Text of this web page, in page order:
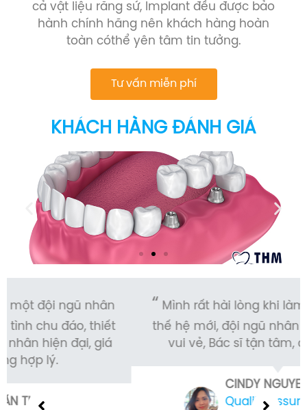
cả vật liệu răng sứ, Implant đều được bảo
hành chính hãng nên khách hàng hoàn
toàn cóthể yên tâm tin tưởng.
Tư vấn miễn phí
KHÁCH HÀNG ĐÁNH GIÁ
Mình rất hài lòng khi làm răng ở nha khoa
thế hệ mới, đội ngũ nhân viên nhiệt tình và
vui vẻ, Bác sĩ tận tâm, chuyên nghiệp.
CINDY NGUYEN
Quality Assurance Officer